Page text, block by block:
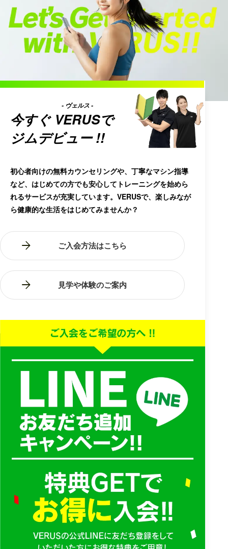
今すぐ VERUS
- ヴェルス -
で
ジムデビュー !!
初心者向けの無料カウンセリングや、丁寧なマシン指導
など、はじめての方でも安心してトレーニングを始めら
れるサービスが充実しています。VERUSで、楽しみなが
ら健康的な生活をはじめてみませんか？
ご入会方法はこちら
見学や体験のご案内